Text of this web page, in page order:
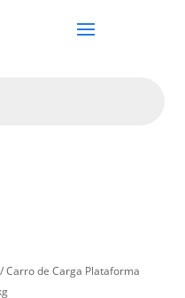
/ Carro de Carga Plataforma